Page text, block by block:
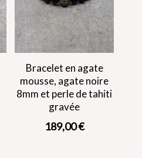
Bracelet en agate
mousse, agate noire
8mm et perle de tahiti
gravée
189,00€